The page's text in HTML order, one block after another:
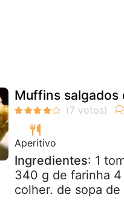
Muffins salgados
Aperitivo
Ingredientes: 1
340 g de farinha
colher. de sopa de